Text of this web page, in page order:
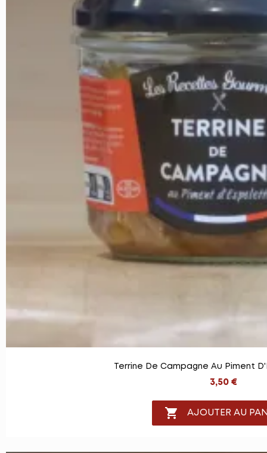
Terrine De Campagne Au Piment
3,50 €
 AJOUTER AU